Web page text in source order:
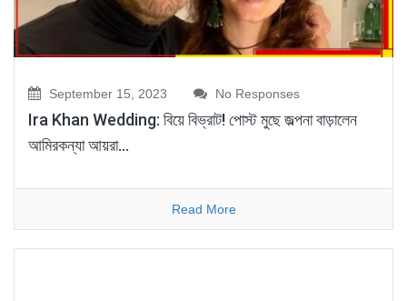
September 15, 2023 No Responses
Ira Khan Wedding: বিয়ে বিভ্রাট! পোস্ট মুছে জল্পনা বাড়ালেন
আমিরকন্যা আয়রা…
Read More